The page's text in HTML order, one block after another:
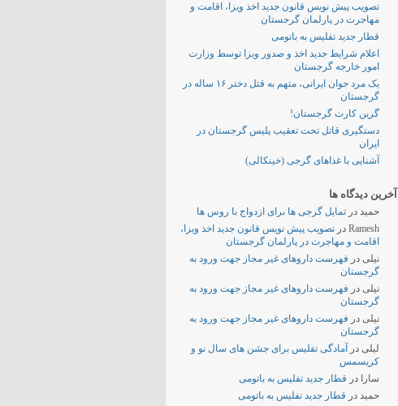
تصویب پیش نویس قانون جدید اخذ ویزا، اقامت و
مهاجرت در پارلمان گرجستان
قطار جدید تفلیس به باتومی
اعلام شرایط جدید اخذ و صدور ویزا توسط وزارت
امور خارجه گرجستان
یک مرد جوان ایرانی، متهم به قتل دختر ۱۶ ساله در
گرجستان
گرین کارت گرجستان!
دستگیری قاتل تحت تعقیب پلیس گرجستان در
ایران
آشنایی با غذاهای گرجی (خینکالی)
آخرین دیدگاه ها
حمید در تمایل گرجی ها برای ازدواج با روس ها
Ramesh در تصویب پیش نویس قانون جدید اخذ ویزا،
اقامت و مهاجرت در پارلمان گرجستان
نیلی در فهرست داروهای غیر مجاز جهت ورود به
گرجستان
نیلی در فهرست داروهای غیر مجاز جهت ورود به
گرجستان
نیلی در فهرست داروهای غیر مجاز جهت ورود به
گرجستان
لیلی در
آمادگی تفلیس برای جشن های سال نو و
کریسمس
سارا
در قطار جدید تفلیس به باتومی
حمید در قطار جدید تفلیس به باتومی